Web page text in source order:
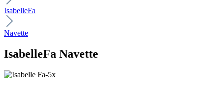
IsabelleFa
Navette
IsabelleFa Navette